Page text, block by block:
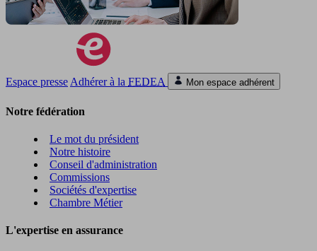
Espace presse Adhérer à la FEDEA Mon espace adhérent
Notre fédération
Le mot du président
Notre histoire
Conseil d'administration
Commissions
Sociétés d'expertise
Chambre Métier
L'expertise en assurance